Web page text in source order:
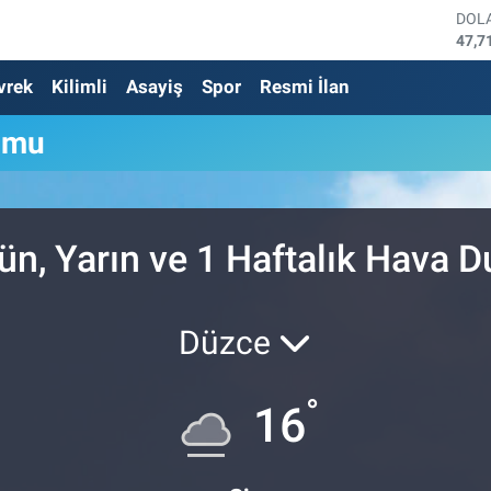
Kilimli Asayiş Spor Resmi İlan
Yarın ve 1 Haftalık Hava
Düzce
16°